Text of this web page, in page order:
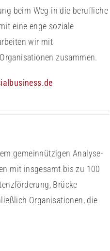
beim Weg in die berufliche
eine enge soziale
wir mit
zusammen.
gemeinnützigen Analyse-
mit insgesamt bis zu 100
Brücke
Organisationen, die